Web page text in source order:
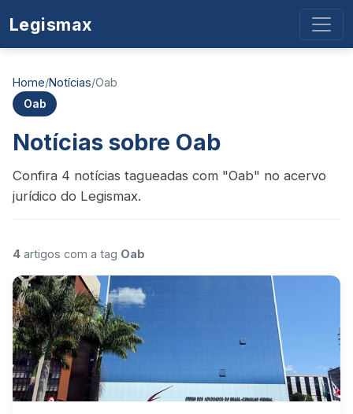
Legismax
Home/Notícias/Oab
Oab
Notícias sobre Oab
Confira 4 notícias tagueadas com "Oab" no acervo
jurídico do Legismax.
4 artigos com a tag Oab